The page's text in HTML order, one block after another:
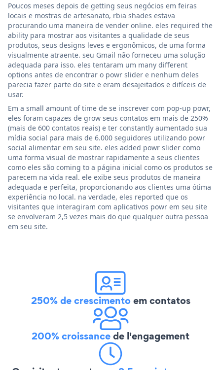
Poucos meses depois de getting seus negócios em feiras
locais e mostras de artesanato, rbia shades estava
procurando uma maneira de vender online. eles required the
ability para mostrar aos visitantes a qualidade de seus
produtos, seus designs leves e ergonômicos, de uma forma
visualmente atraente. seu Gmail não forneceu uma solução
adequada para isso. eles tentaram um many different
options antes de encontrar o powr slider e nenhum deles
parecia fazer parte do site e eram desajeitados e difíceis de
usar.
Em a small amount of time de se inscrever com pop-up powr,
eles foram capazes de grow seus contatos em mais de 250%
(mais de 600 contatos reais) e ter constantly aumentado sua
mídia social para mais de 6.000 seguidores utilizando powr
social alimentar em seu site. eles added powr slider como
uma forma visual de mostrar rapidamente a seus clientes
como eles são coming to a página inicial como os produtos se
parecem na vida real. ele exibe seus produtos de maneira
adequada e perfeita, proporcionando aos clientes uma ótima
experiência no local. na verdade, eles reported que os
visitantes que interagiram com aplicativos powr em seu site
se envolveram 2,5 vezes mais do que qualquer outra pessoa
em seu site.
250% de crescimentoem contatos
200% croissancede l'engagement